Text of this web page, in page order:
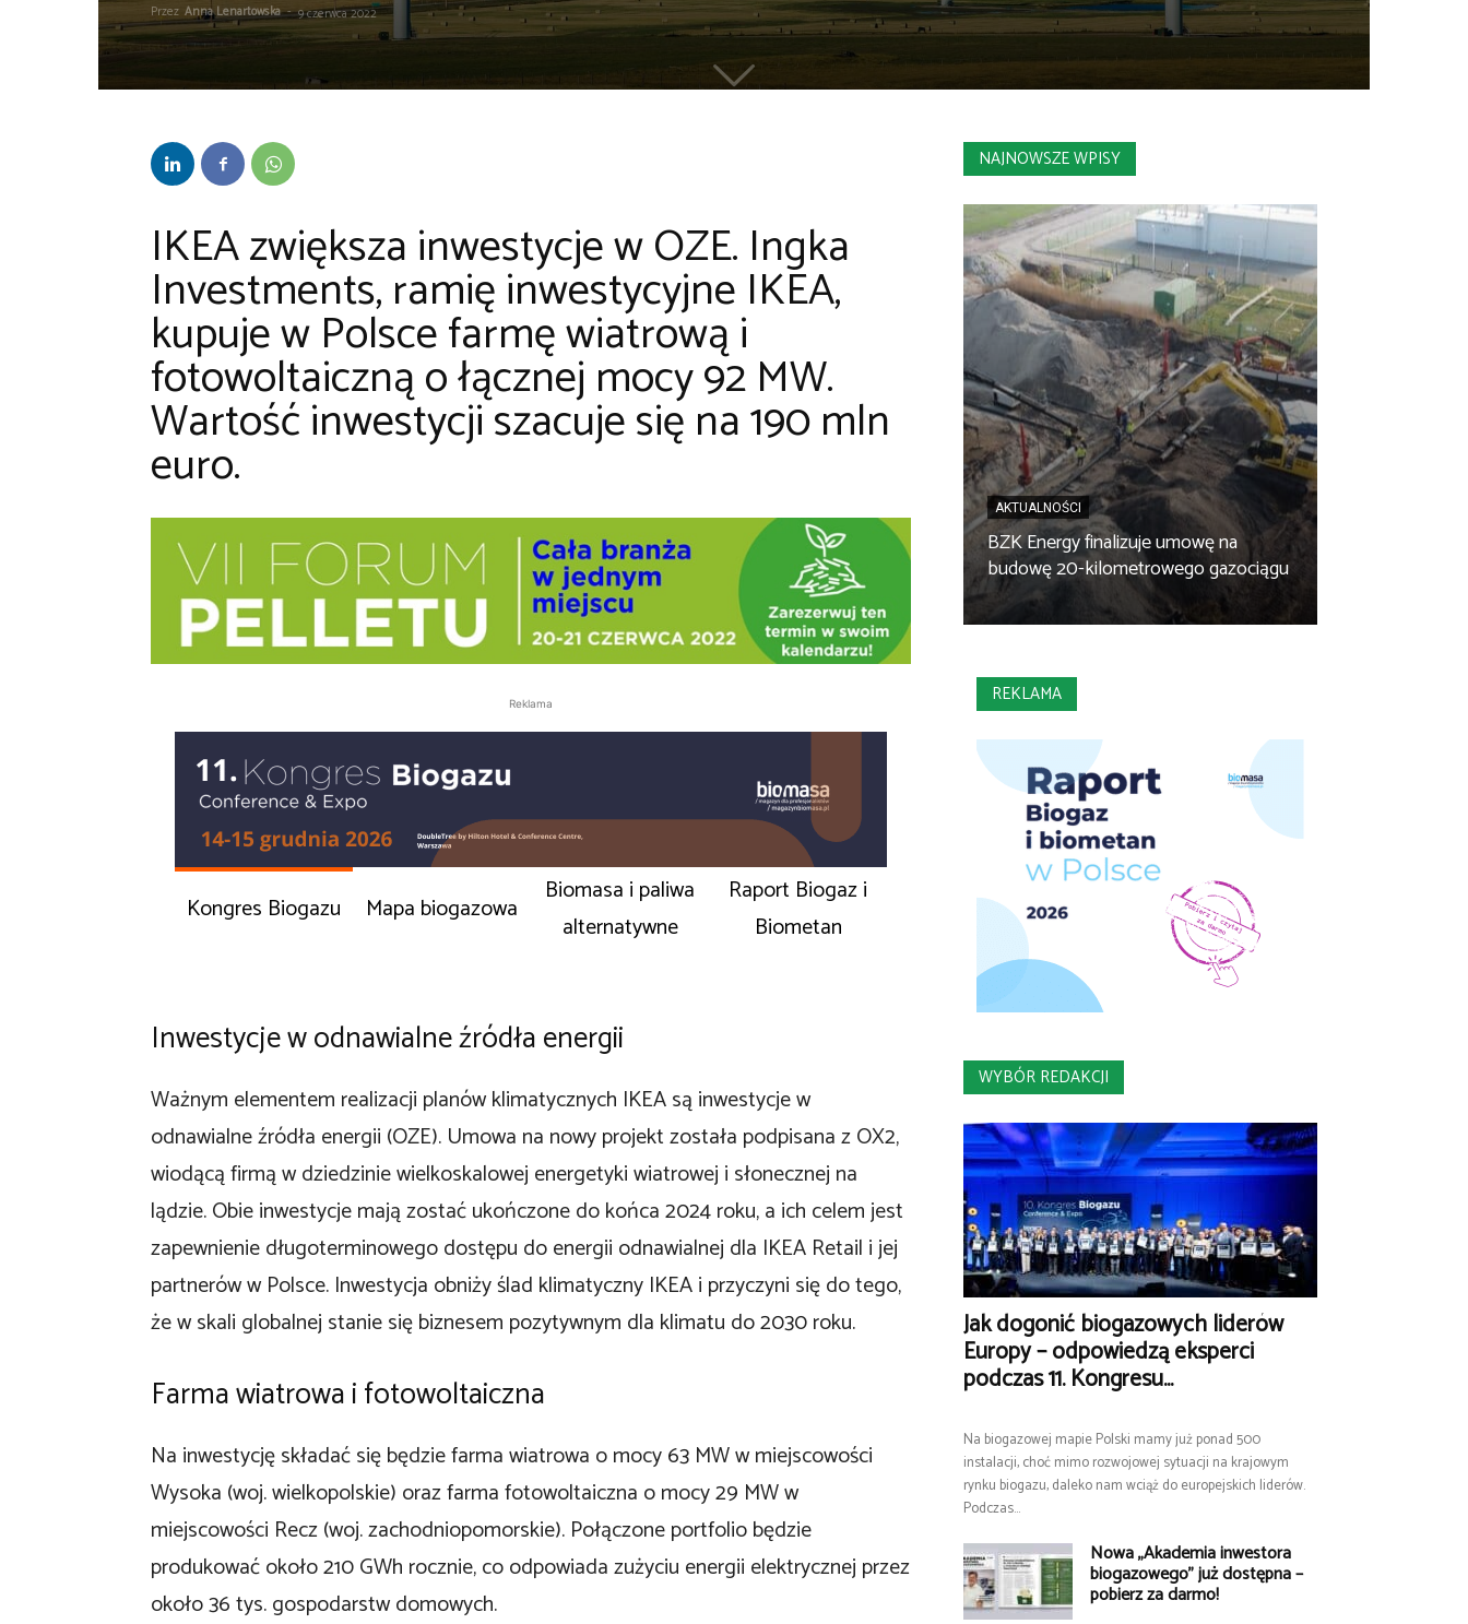
Przez Anna Lenartowska- 9 czerwca 2022
IKEA zwiększa inwestycje w OZE. Ingka
Investments, ramię inwestycyjne IKEA,
kupuje w Polsce farmę wiatrową i
fotowoltaiczną o łącznej mocy 92 MW.
Wartość inwestycji szacuje się na 190 mln
euro.
Reklama
Kongres Biogazu Mapa biogazowa
Biomasa i paliwa
alternatywne
Raport Biogaz i
Biometan
Inwestycje w odnawialne źródła energii
Ważnym elementem realizacji planów klimatycznych IKEA są inwestycje w
odnawialne źródła energii (OZE). Umowa na nowy projekt została podpisana z OX2,
wiodącą firmą w dziedzinie wielkoskalowej energetyki wiatrowej i słonecznej na
lądzie. Obie inwestycje mają zostać ukończone do końca 2024 roku, a ich celem jest
zapewnienie długoterminowego dostępu do energii odnawialnej dla IKEA Retail i jej
partnerów w Polsce. Inwestycja obniży ślad klimatyczny IKEA i przyczyni się do tego,
że w skali globalnej stanie się biznesem pozytywnym dla klimatu do 2030 roku.
Farma wiatrowa i fotowoltaiczna
Na inwestycję składać się będzie farma wiatrowa o mocy 63 MW w miejscowości
Wysoka (woj. wielkopolskie) oraz farma fotowoltaiczna o mocy 29 MW w
miejscowości Recz (woj. zachodniopomorskie). Połączone portfolio będzie
produkować około 210 GWh rocznie, co odpowiada zużyciu energii elektrycznej przez
około 36 tys. gospodarstw domowych.
NAJNOWSZE WPISY
AKTUALNOŚCI
BZK Energy finalizuje umowę na
budowę 20-kilometrowego gazociągu
REKLAMA
WYBÓR REDAKCJI
Jak dogonić biogazowych liderów
Europy – odpowiedzą eksperci
podczas 11. Kongresu...
Na biogazowej mapie Polski mamy już ponad 500
instalacji, choć mimo rozwojowej sytuacji na krajowym
rynku biogazu, daleko nam wciąż do europejskich liderów.
Podczas...
Nowa „Akademia inwestora
biogazowego” już dostępna –
pobierz za darmo!